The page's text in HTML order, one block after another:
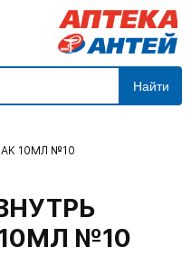
Найти
10МЛ №10
№10